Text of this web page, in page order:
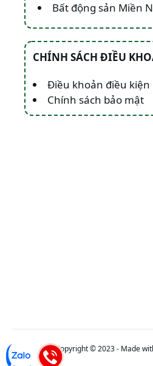
Bất động sản Miền
CHÍNH SÁCH ĐIỀU
Điều khoản điều kiện
Chính sách bảo mật
Copyright © 2023 - Made